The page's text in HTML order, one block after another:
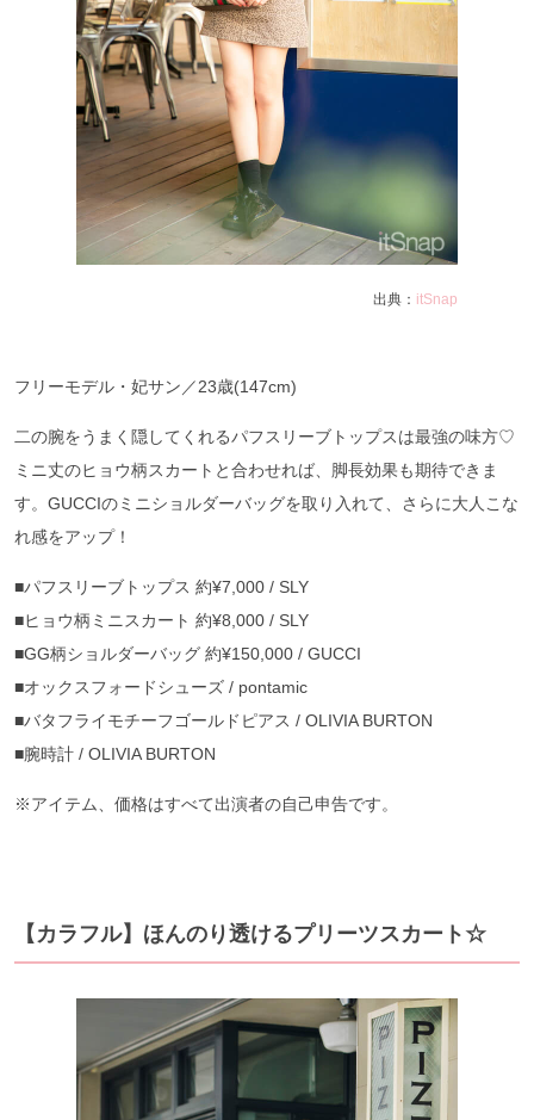
出典： itSnap
フリーモデル・妃サン／23歳(147cm)
二の腕をうまく隠してくれるパフスリーブトップスは最強の味方♡
ミニ丈のヒョウ柄スカートと合わせれば、脚長効果も期待できま
す。GUCCIのミニショルダーバッグを取り入れて、さらに大人こな
れ感をアップ！
■パフスリーブトップス 約¥7,000 / SLY
■ヒョウ柄ミニスカート 約¥8,000 / SLY
■GG柄ショルダーバッグ 約¥150,000 / GUCCI
■オックスフォードシューズ / pontamic
■バタフライモチーフゴールドピアス / OLIVIA BURTON
■腕時計 / OLIVIA BURTON
※アイテム、価格はすべて出演者の自己申告です。
【カラフル】ほんのり透けるプリーツスカート☆